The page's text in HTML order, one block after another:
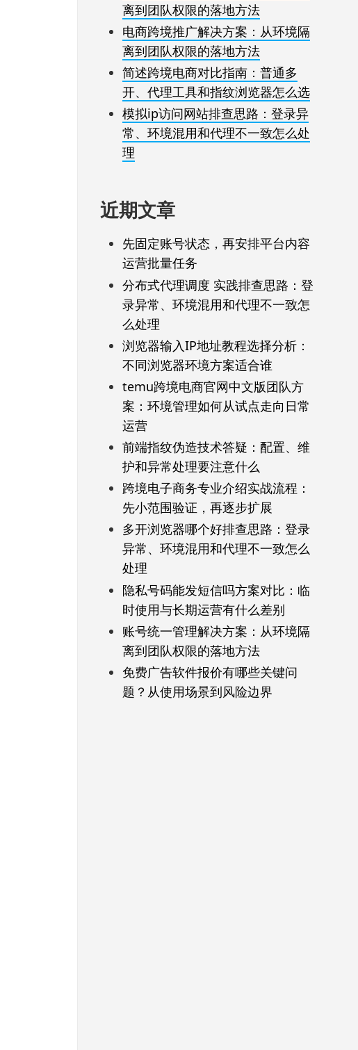
离到团队权限的落地方法
电商跨境推广解决方案：从环境隔
离到团队权限的落地方法
简述跨境电商对比指南：普通多
开、代理工具和指纹浏览器怎么选
模拟ip访问网站排查思路：登录异
常、环境混用和代理不一致怎么处
理
近期文章
先固定账号状态，再安排平台内容
运营批量任务
分布式代理调度 实践排查思路：登
录异常、环境混用和代理不一致怎
么处理
浏览器输入IP地址教程选择分析：
不同浏览器环境方案适合谁
temu跨境电商官网中文版团队方
案：环境管理如何从试点走向日常
运营
前端指纹伪造技术答疑：配置、维
护和异常处理要注意什么
跨境电子商务专业介绍实战流程：
先小范围验证，再逐步扩展
多开浏览器哪个好排查思路：登录
异常、环境混用和代理不一致怎么
处理
隐私号码能发短信吗方案对比：临
时使用与长期运营有什么差别
账号统一管理解决方案：从环境隔
离到团队权限的落地方法
免费广告软件报价有哪些关键问
题？从使用场景到风险边界